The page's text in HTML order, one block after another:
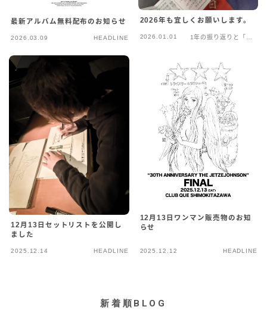
最新アルバム無料配布のお知らせ
2026.03.09 HEADLINE
2026年も宜しくお願いします。
2026.01.01
1年の振り返りと「年
12月13日セットリストを公開し
ました
2025.12.14 HEADLINE
12月13日ワンマン販売物のお知
らせ
2025.12.12 HEADLINE
新着順BLOG